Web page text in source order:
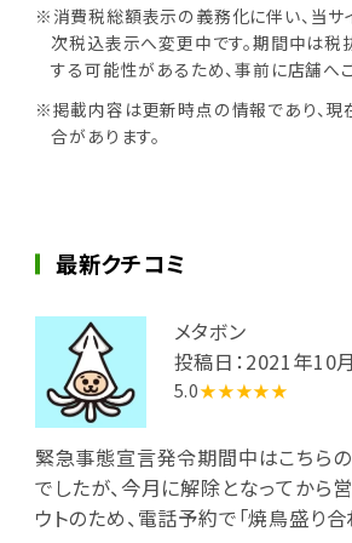
※消費税総額表示の義務化に伴い、当サ
次税込表示へ変更中です。期間中は税
する可能性があるため、事前に店舗へ
※掲載内容は更新時点の情報であり、現
合があります。
最新クチコミ
メタボン
投稿日：2021年10
5.0★★★★★
緊急事態宣言発令期間中はこちら
でしたが、今月に解除となってから
ウトのため、電話予約で「焼鳥盛り